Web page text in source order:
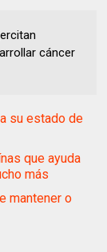
cáncer
su estado de
que ayuda
más
mantener o